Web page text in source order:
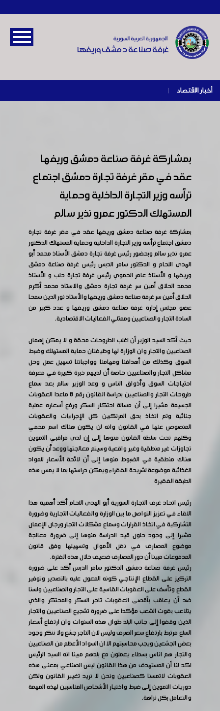
أخبار الاقتصاد |
بمشاركة غرفة صناعة دمشق وريفها
عقد في مقر غرفة تجارة دمشق اجتماع
ترأسه وزير التجارة الداخلية وحماية
المستهلك الدكتور عمرو نذير سالم
بمشاركة غرفة صناعة دمشق وريفها عقد في مقر غرفة تجارة
دمشق اجتماع ترأسه وزير التجارة الداخلية وحماية المستهلك الدكتور
عمرو نذير سالم وبحضور رئيس غرفة تجارة دمشق الأستاذ محمد أبو
الهدى اللحام و الدكتور سامر الدبس رئيس غرفة صناعة دمشق
وريفها و الأستاذ عامر الحموي رئيس غرفة تجارة حلب و الأستاذ
محمد الحلاق أمين سر غرفة تجارة دمشق والاستاذ محمد أكرم
الحلاق أمين سر غرفة صناعة دمشق وريفها والأستاذ نور الدين سمحا
عضو مجلس إدارة غرفة صناعة دمشق وريفها و عدد كبير من
السادة التجار والصناعيين وممثلي الفعاليات الاقتصادية.
حيث أكد السيد الوزير أن اغلب الطروحات محقة و لا يمكن إهمال
الصناعيين والتجار وان الوزارة لها وظيفتان حماية المستهلك وضبط
السوق وكذلك من أهدافنا ومهامنا وواجباتنا تسهيل عمل وحل
مشاكل التجار والصناعيين خاصة أن لديهم خبرة كبيرة في معرفة
احتياجات السوق وأذواق الناس و وعد الوزير سالم بعد سماع
طروحات التجار والصناعيين بدراسة القانون رقم 8 ماعدا العقوبات
الجسيمة مشيرا إلى أن مسالة احتكار السكر ورفع أسعاره عملية
جنائية وتم اتخاذ بحق المرتكبين كل الإجراءات والعقوبات
المنصوص عنها في القانون وانه لن يكون هناك اسم محمي
وكلهم تحت سلطة القانون منوها إلى إن لدى مراقبي التموين
تجاوزات غير منطقية وغير واقعية وسيتم معالجتها ووعد أن يكون
هناك منطقية في الضبوط منوها إلى أن لائحة الأسعار للمواد
الغذائية موضوعة لشريحة الفقراء ويمكن دراستها بما لا يمس هذه
الطبقة الفقيرة
رئيس اتحاد غرف التجارة السورية أبو الهدى اللحام أكد أهمية هذا
اللقاء في تعزيز التواصل ما بين الوزارة والفعاليات التجارية وضرورة
التشاركية في اتخاذ القرارات وسماع مشكلات التجار ورجال الإعمال
مشيرا إلى وجود حلول قيد الدراسة منوها إلى ضرورة معالجة
موضوع المصارف في نقل الأموال وتسهيلها وفق قانون
المدفوعات مبينا أن دور المصارف ضعيف خلال هذه الفترة.
رئيس غرفة صناعة دمشق الدكتور سامر الدبس أكد على ضرورة
التركيز على القطاع الإنتاجي كونه المعول عليه بالتصدير وتوفير
القطع وتأسف على العقوبات القاسية على التجار والصناعيين ولسنا
ضد أن يعاقب بأقصى العقوبات تاجر السكر والمحتكر والذي
يتلاعب بقوت الشعب مؤكدا على ضرورة تشجيع الصناعيين والتجار
الذين وقفوا إلى جانب البلد طوال هذه السنوات وان ارتفاع أسعار
السلع مرتبط بارتفاع سعر الصرف وليس لان التاجر جشع ولا ننكر وجود
بعض الجشعين ويجب محاسبتهم الا ان السواد الأعظم من الصناعيين
والتجار هم اناس بسطاء يعملون مع بلدهم مبينا انه السيد الرئيس
اكد لنا أن المستهدف من هذا القانون ليس الصناعي بمعنى هذه
العقوبات لاتمسنا كصناعيين ونحن لا نريد تغيير القانون ولكن
دوريات التموين إلى ضبط واختيار الأشخاص المناسبين لهذه المهمة
والتعامل بكل نزاهة.